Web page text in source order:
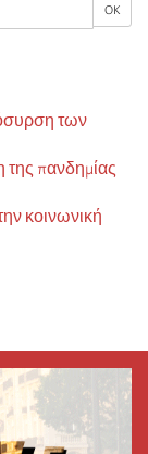
OK
των
της πανδημίας
κοινωνική